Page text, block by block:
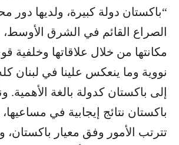
“باكستان دولة كبيرة، ولديها دور
الصراع القائم في الشرق
مكانتها من خلال علاقاتها وخلفية
نووية وما ينعكس علينا في لبنان
إلى باكستان كدولة بالغة
باكستان نتائج إيجابية في
تترتب الأمور وفق معيار باكستان،